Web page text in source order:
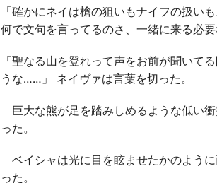
「確かにネイは槍の狙いもナイフの扱い
何で文句を言ってるのさ、一緒に来る必要
「聖なる山を登れって声をお前が聞いて
うな……」 ネイヴァは言葉を切った。
巨大な熊が足を踏みしめるような低い
った。
ベイシャは光に目を眩ませたかのよう
った。